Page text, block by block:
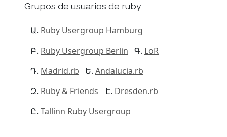
Grupos de usuarios de ruby
Ruby Usergroup Hamburg
Ruby Usergroup Berlin
LoR
Madrid.rb
Andalucia.rb
Ruby & Friends
Dresden.rb
Tallinn Ruby Usergroup